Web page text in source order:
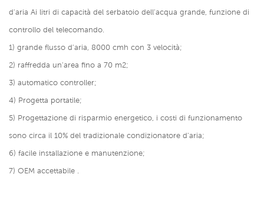
d'aria Ai litri di capacità del serbatoio dell'acqua grande, funzione di
controllo del telecomando.
1) grande flusso d'aria, 8000 cmh con 3 velocità;
2) raffredda un'area fino a 70 m2;
3) automatico controller;
4) Progetta portatile;
5) Progettazione di risparmio energetico, i costi di funzionamento
sono circa il 10% del tradizionale condizionatore d'aria;
6) facile installazione e manutenzione;
7) OEM accettabile .